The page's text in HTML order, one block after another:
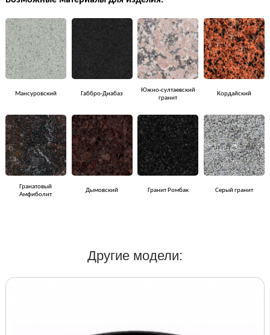
Мансуровский Габбро-Диабаз
Южно-султаевский
гранит
Кордайский
Гранатовый
Амфиболит
Дымовский Гранит Ромбак Серый гранит
Другие модели: